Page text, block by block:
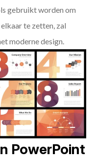
gebruikt worden om
elkaar te zetten, zal
moderne design.
PowerPoint